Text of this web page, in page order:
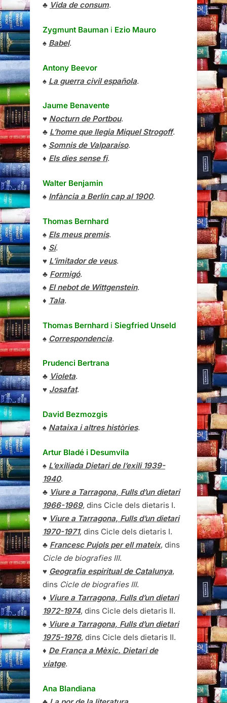
♣ Vida de consum.
Zygmunt Bauman i Ezio Mauro
♠ Babel.
Antony Beevor
♠ La guerra civil española.
Jaume Benavente
♥ Nocturn de Portbou.
♣ L’home que llegia Miquel Strogoff.
♠ Somnis de Valparaíso.
♦ Els dies sense fi.
Walter Benjamin
♠ Infància a Berlín cap al 1900.
Thomas Bernhard
♠ Els meus premis.
♦ Sí.
♥ L’imitador de veus.
♣ Formigó.
♠ El nebot de Wittgenstein.
♦ Tala.
Thomas Bernhard i Siegfried Unseld
♠ Correspondencia.
Prudenci Bertrana
♣ Violeta.
♥ Josafat.
David Bezmozgis
♠ Nataixa i altres històries.
Artur Bladé i Desumvila
♠ L’exiliada Dietari de l’exili 1939-
1940.
♣ Viure a Tarragona, Fulls d’un dietari
1966-1969, dins Cicle dels dietaris I.
♥ Viure a Tarragona, Fulls d’un dietari
1970-1971, dins Cicle dels dietaris I.
♣ Francesc Pujols per ell mateix, dins
Cicle de biografies III.
♥ Geografia espiritual de Catalunya,
dins Cicle de biografies III.
♦ Viure a Tarragona, Fulls d’un dietari
1972-1974, dins Cicle dels dietaris II.
♠ Viure a Tarragona, Fulls d’un dietari
1975-1976, dins Cicle dels dietaris II.
♦ De França a Mèxic. Dietari de
viatge.
Ana Blandiana